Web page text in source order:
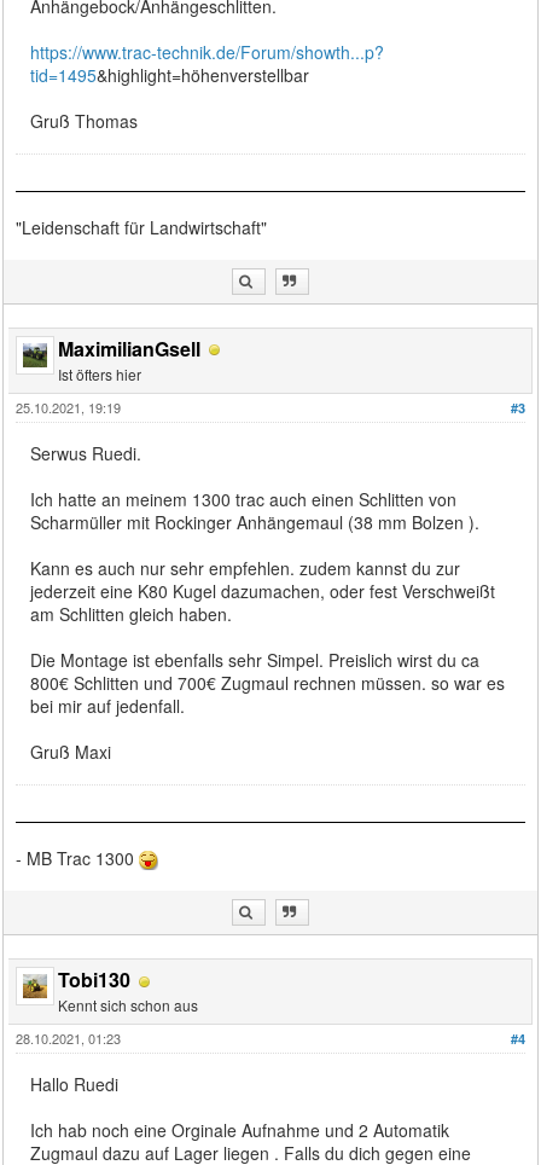
Anhängebock/Anhängeschlitten.
https://www.trac-technik.de/Forum/showth...p?
tid=1495&highlight=höhenverstellbar
Gruß Thomas
"Leidenschaft für Landwirtschaft"
MaximilianGsell
Ist öfters hier
#3
25.10.2021, 19:19
Serwus Ruedi.
Ich hatte an meinem 1300 trac auch einen Schlitten von
Scharmüller mit Rockinger Anhängemaul (38 mm Bolzen ).
Kann es auch nur sehr empfehlen. zudem kannst du zur
jederzeit eine K80 Kugel dazumachen, oder fest Verschweißt
am Schlitten gleich haben.
Die Montage ist ebenfalls sehr Simpel. Preislich wirst du ca
800€ Schlitten und 700€ Zugmaul rechnen müssen. so war es
bei mir auf jedenfall.
Gruß Maxi
- MB Trac 1300
Tobi130
Kennt sich schon aus
#4
28.10.2021, 01:23
Hallo Ruedi
Ich hab noch eine Orginale Aufnahme und 2 Automatik
Zugmaul dazu auf Lager liegen . Falls du dich gegen eine